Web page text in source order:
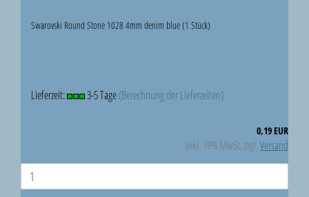
Swarovski Round Stone 1028 4mm denim blue (1 Stück)
Lieferzeit: 3-5 Tage(Berechnung der Lieferzeiten)
0,19 EUR
inkl. 19% MwSt. zzgl.Versand